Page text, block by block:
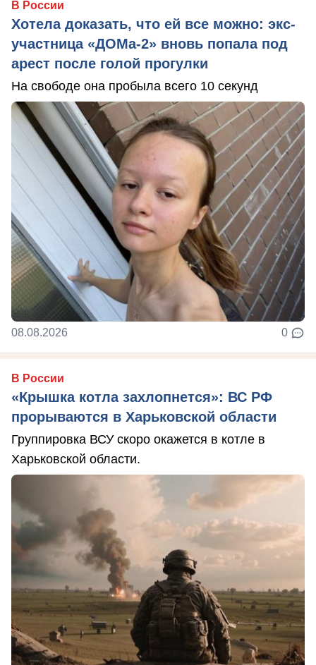
В России
Хотела доказать, что ей все можно: экс-
участница «ДОМа-2» вновь попала под
арест после голой прогулки
На свободе она пробыла всего 10 секунд
08.08.2026 0
В России
«Крышка котла захлопнется»: ВС РФ
прорываются в Харьковской области
Группировка ВСУ скоро окажется в котле в
Харьковской области.